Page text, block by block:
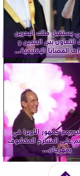
يستقبل ملك البحرين
بين البلدين و
القضايا الإقليمية...
مع جمهور الأوبرا في
على المسرح المكشوف
بمهرجان...